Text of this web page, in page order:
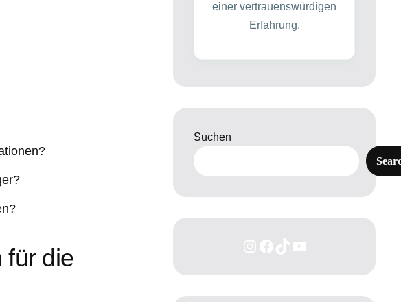
für die
einer vertrauenswürdigen
Erfahrung.
Suchen